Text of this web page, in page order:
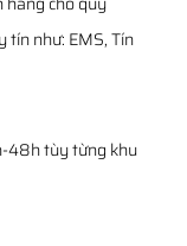
tín như: EMS, Tín
48h tùy từng khu